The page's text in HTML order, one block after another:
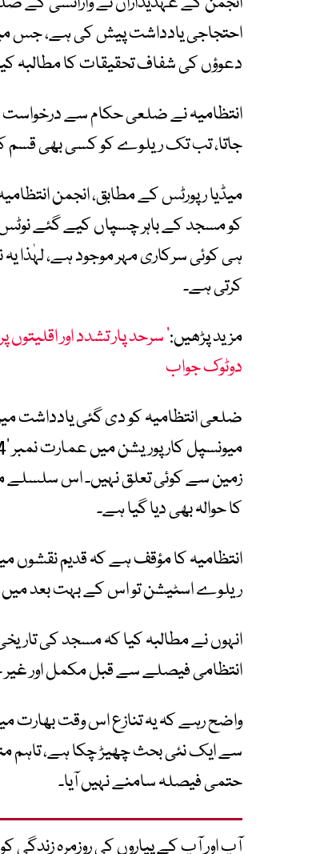
احتجاجی یادداشت پیش کی ہے، جس
دعوؤں کی شفاف تحقیقات کا مطالبہ
انتظامیہ نے ضلعی حکام سے
جاتا، تب تک ریلوے کو کسی بھی قسم
کو مسجد کے باہر چسپاں کیے گئے نوٹس
ہی کوئی سرکاری مہر موجود ہے، لہٰذا
کرتی ہے۔
مزید پڑھیں:’ سرحد پار تشدد اور
دوٹوک جواب
ضلعی انتظامیہ کو دی گئی یادداشت
زمین سے کوئی تعلق نہیں۔ اس
کا حوالہ بھی دیا گیا ہے۔
انتظامیہ کا مؤقف ہے کہ قدیم نقشوں
ریلوے اسٹیشن تو اس کے بہت بعد میں
انہوں نے مطالبہ کیا کہ مسجد کی
انتظامی فیصلے سے قبل مکمل اور غیر
واضح رہے کہ یہ تنازع اس وقت بھارت
سے ایک نئی بحث چھیڑ چکا ہے، تاہم
حتمی فیصلہ سامنے نہیں آیا۔
آپ اور آپ کے پیاروں کی روزمرہ